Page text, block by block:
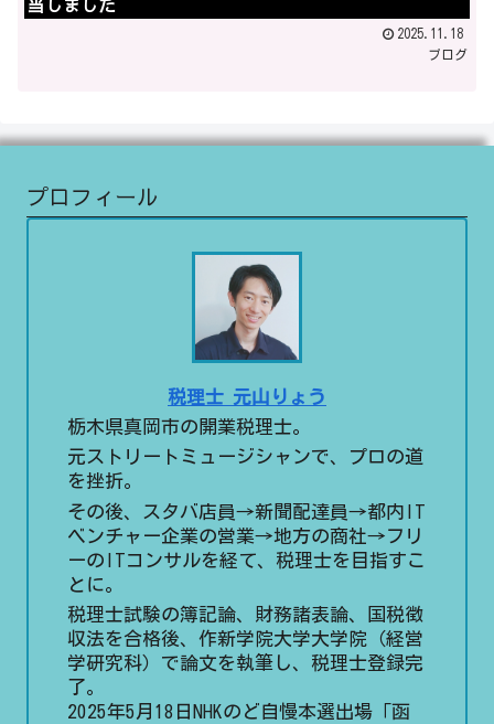
2025.11.18
ブログ
プロフィール
税理士 元山りょう
栃木県真岡市の開業税理士。
元ストリートミュージシャンで、プロの道
を挫折。
その後、スタバ店員→新聞配達員→都内IT
ベンチャー企業の営業→地方の商社→フリ
ーのITコンサルを経て、税理士を目指すこ
とに。
税理士試験の簿記論、財務諸表論、国税徴
収法を合格後、作新学院大学大学院（経営
学研究科）で論文を執筆し、税理士登録完
了。
2025年5月18日NHKのど自慢本選出場「函